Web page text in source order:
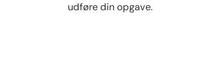
udføre din opgave.